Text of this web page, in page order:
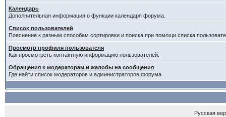
Календарь
Дополнительная информация о функции календаря форума.
Список пользователей
Пояснение к разным способам сортировки и поиска при помощи списка
Просмотр профиля пользователя
Как просмотреть контактную информацию пользователей.
Обращения к модераторам и жалобы на сообщения
Где найти список модераторов и администраторов форума.
Русская